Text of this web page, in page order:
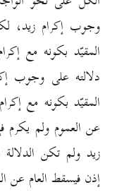
وجوب إكرام زيد،
المقيّد بكونه مع
دلالته على وجوب
المقيّد بكونه مع
عن العموم ولم يكرم
زيد ولم تكن
إذن فيسقط العام عن